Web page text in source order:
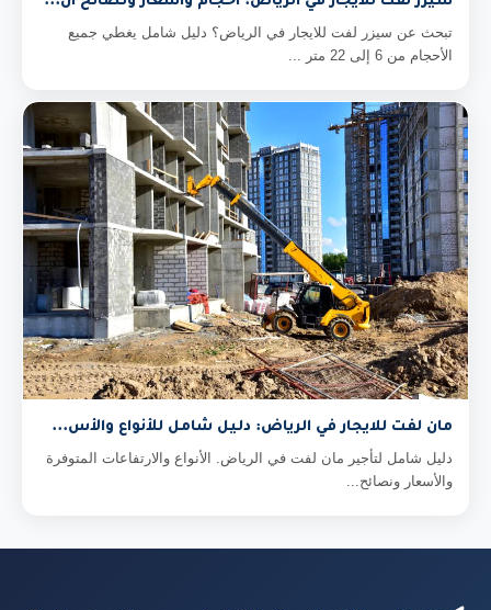
تبحث عن سيزر لفت للايجار في الرياض؟ دليل شامل يغطي جميع
الأحجام من 6 إلى 22 متر ...
مان لفت للايجار في الرياض: دليل شامل للأنواع والأس...
دليل شامل لتأجير مان لفت في الرياض. الأنواع والارتفاعات المتوفرة
والأسعار ونصائح...